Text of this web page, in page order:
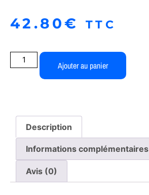
42.80€ TTC
Ajouter au panier
Description
Informations complémentaires
Avis (0)